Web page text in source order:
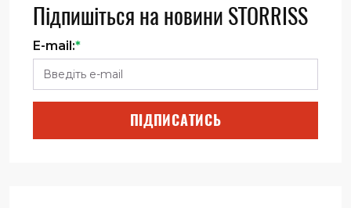
Підпишіться на новини STORRISS
E-mail:*
ПІДПИСАТИСЬ